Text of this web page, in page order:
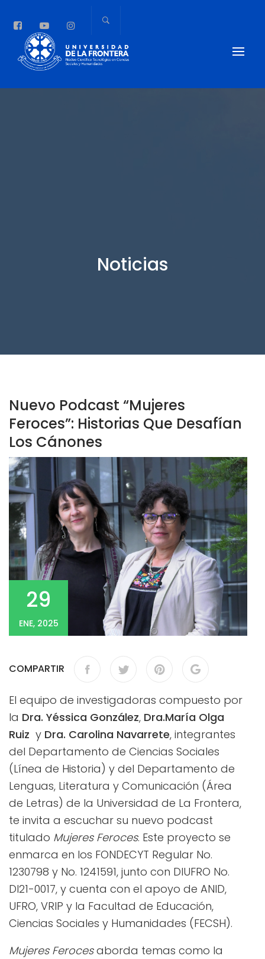
Noticias
Nuevo Podcast “Mujeres
Feroces”: Historias Que Desafían
Los Cánones
29
ENE, 2025
COMPARTIR
El equipo de investigadoras compuesto por
la Dra. Yéssica González, Dra.María Olga
Ruiz y Dra. Carolina Navarrete, integrantes
del Departamento de Ciencias Sociales
(Línea de Historia) y del Departamento de
Lenguas, Literatura y Comunicación (Área
de Letras) de la Universidad de La Frontera,
te invita a escuchar su nuevo podcast
titulado Mujeres Feroces. Este proyecto se
enmarca en los FONDECYT Regular No.
1230798 y No. 1241591, junto con DIUFRO No.
DI21-0017, y cuenta con el apoyo de ANID,
UFRO, VRIP y la Facultad de Educación,
Ciencias Sociales y Humanidades (FECSH).
Mujeres Ferocesaborda temas como la